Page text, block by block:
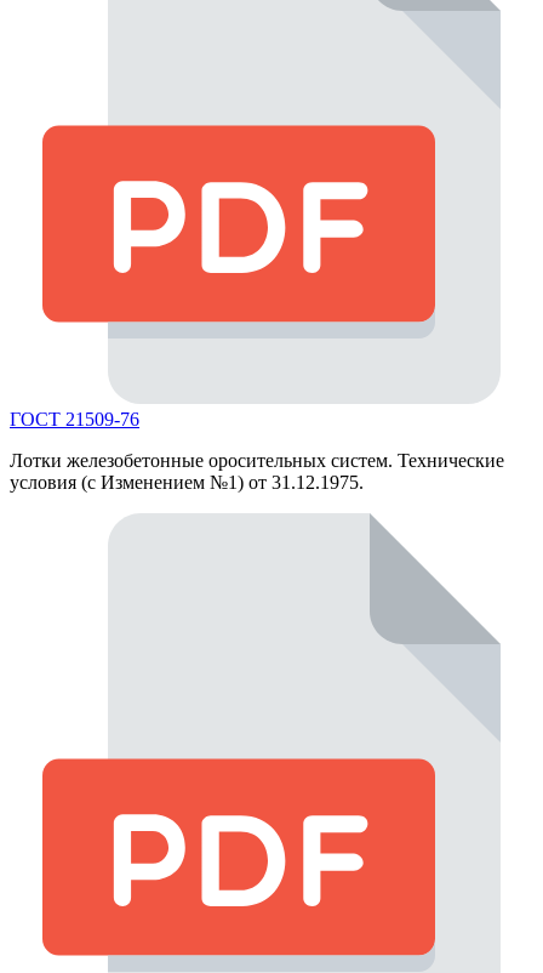
ГОСТ 21509-76
Лотки железобетонные оросительных систем. Технические
условия (с Изменением №1) от 31.12.1975.